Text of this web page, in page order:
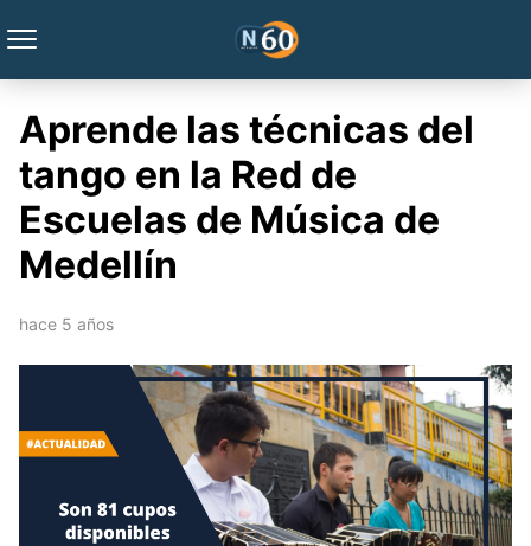
Aprende las técnicas del
tango en la Red de
Escuelas de Música de
Medellín
hace 5 años